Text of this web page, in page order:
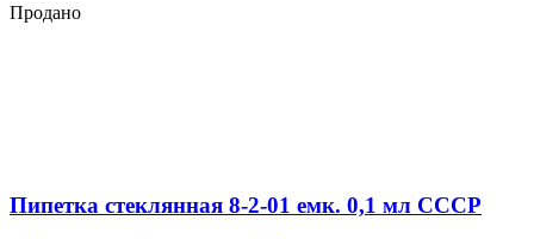
Продано
Пипетка стеклянная 8-2-01 емк. 0,1 мл СССР